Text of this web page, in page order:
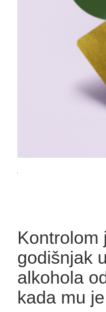
Kontrolom
godišnjak
alkohola
kada mu